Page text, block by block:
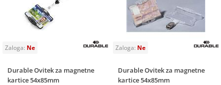
Durable Ovitek za magnetne
kartice 54x85mm
Durable Ovitek za magnetne
kartice 54x85mm